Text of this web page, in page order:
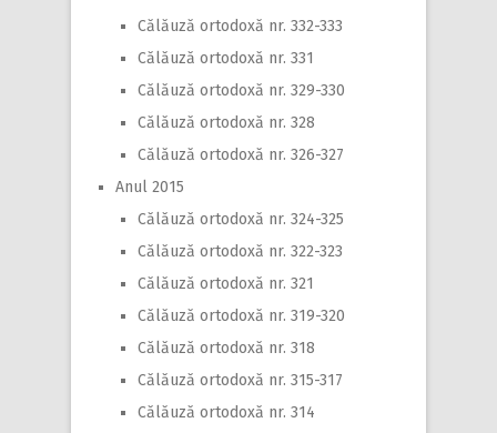
Călăuză ortodoxă nr. 332-333
Călăuză ortodoxă nr. 331
Călăuză ortodoxă nr. 329-330
Călăuză ortodoxă nr. 328
Călăuză ortodoxă nr. 326-327
Anul 2015
Călăuză ortodoxă nr. 324-325
Călăuză ortodoxă nr. 322-323
Călăuză ortodoxă nr. 321
Călăuză ortodoxă nr. 319-320
Călăuză ortodoxă nr. 318
Călăuză ortodoxă nr. 315-317
Călăuză ortodoxă nr. 314